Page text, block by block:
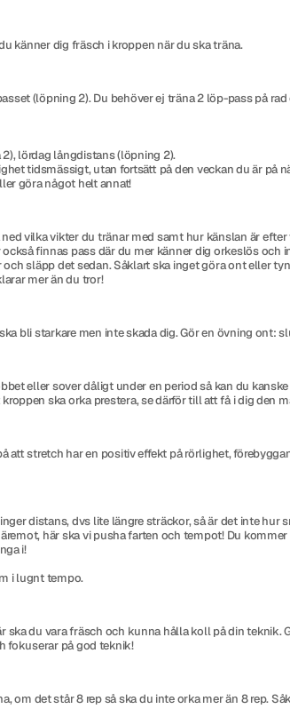
känner dig fräsch i kroppen när du ska träna.
(löpning 2). Du behöver ej träna 2 löp-pass på
lördag långdistans (löpning 2).
tidsmässigt, utan fortsätt på den veckan du är på
göra något helt annat!
vilka vikter du tränar med samt hur känslan är
finnas pass där du mer känner dig orkeslös
släpp det sedan. Såklart ska inget göra ont eller
mer än du tror!
bli starkare men inte skada dig. Gör en övning
eller sover dåligt under en period så kan du
ska orka prestera, se därför till att få i dig den
stretch har en positiv effekt på rörlighet,
distans, dvs lite längre sträckor, så är det inte hur
här ska vi pusha farten och tempot! Du
i!
i lugnt tempo.
du vara fräsch och kunna hålla koll på din
fokuserar på god teknik!
det står 8 rep så ska du inte orka mer än 8 rep.